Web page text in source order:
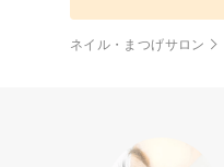
ネイル・まつげサロン